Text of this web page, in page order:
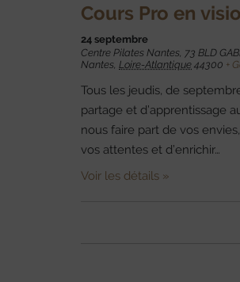
Cours Pro en
24 septembre
Centre Pilates Nantes, 73 BLD
Nantes Loire-Atlantique 44300 +
Tous les jeudis, de
partage et d’apprentissage
nous faire part de vos
vos attentes et d’enrichir…
Voir les détails »